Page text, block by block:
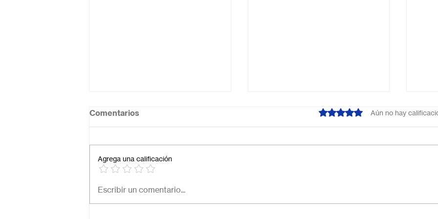
Necesito una secundaria
Comentarios Obtuvo 0 de 5 estrellas.
Aún no hay
Agrega una calificación
Escribir un comentario...